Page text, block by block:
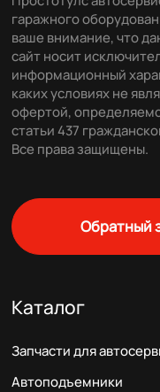
гаражного
ваше внимание, что
сайт носит
информационный
каких условиях не
офертой,
статьи 437
Все права защищены.
Обратный
Каталог
Запчасти для
Автоподъемники